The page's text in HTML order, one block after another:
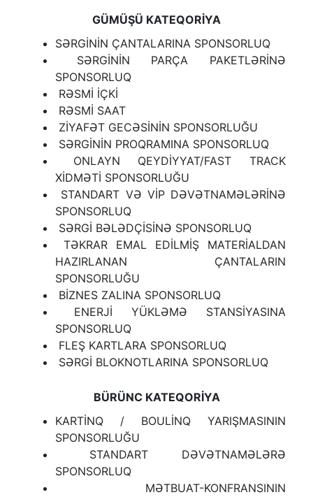
GÜMÜŞÜ KATEQORİYA
SƏRGİNİN ÇANTALARINA SPONSORLUQ
SƏRGİNİN PARÇA PAKETLƏRİNƏ
SPONSORLUQ
RƏSMİ İÇKİ
RƏSMİ SAAT
ZİYAFƏT GECƏSİNİN SPONSORLUĞU
SƏRGİNİN PROQRAMINA SPONSORLUQ
ONLAYN QEYDİYYAT/FAST TRACK
XİDMƏTİ SPONSORLUĞU
STANDART VƏ VİP DƏVƏTNAMƏLƏRİNƏ
SPONSORLUQ
SƏRGİ BƏLƏDÇİSİNƏ SPONSORLUQ
TƏKRAR EMAL EDİLMİŞ MATERİALDAN
HAZIRLANAN ÇANTALARIN
SPONSORLUĞU
BİZNES ZALINA SPONSORLUQ
ЕNERJİ YÜKLƏMƏ STANSİYASINA
SPONSORLUQ
FLEŞ KARTLARA SPONSORLUQ
SƏRGİ BLOKNOTLARINA SPONSORLUQ
BÜRÜNC KATEQORİYA
KARTİNQ / BOULİNQ YARIŞMASININ
SPONSORLUĞU
STANDART DƏVƏTNAMƏLƏRƏ
SPONSORLUQ
MƏTBUAT-KONFRANSININ